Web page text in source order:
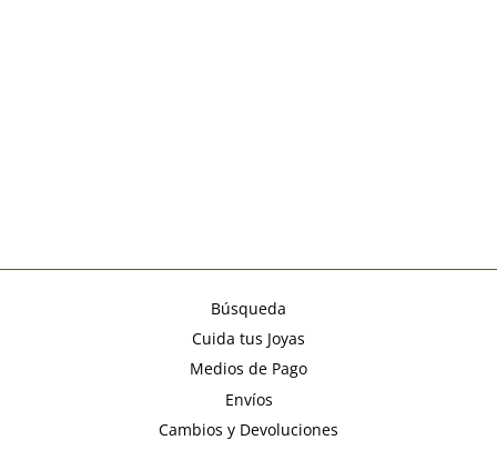
Búsqueda
Cuida tus Joyas
Medios de Pago
Envíos
Cambios y Devoluciones